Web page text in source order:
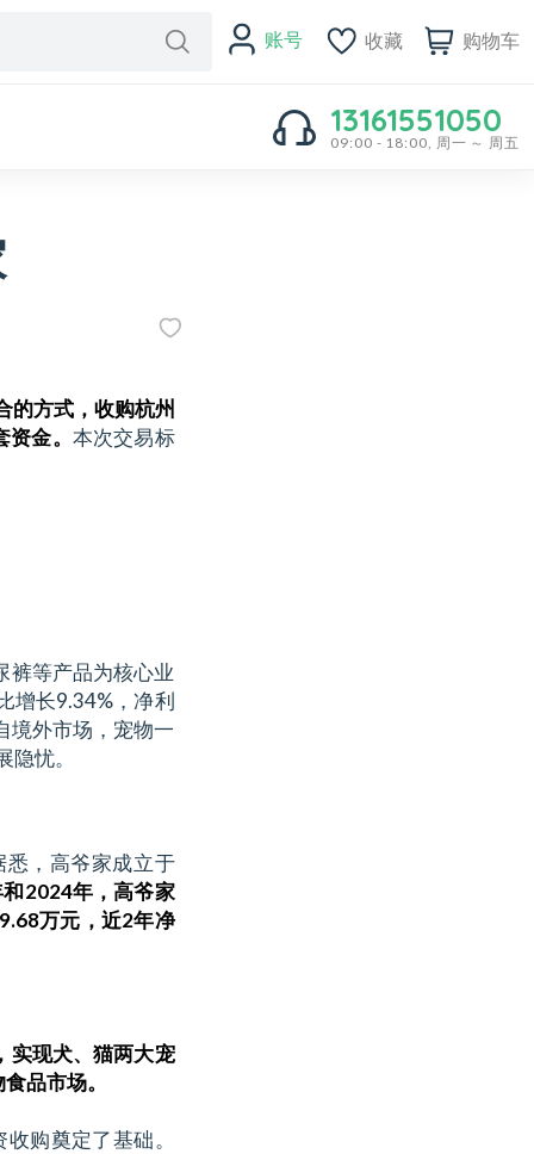
账号 收藏 购物车
13161551050
09:00 - 18:00, 周一 ～ 周五
的方式，收购杭州
金。 本次交易标
裤等产品为核心业
增长9.34%，净利
境外市场，宠物一
忧。
，高爷家成立于
2024年，高爷家
万元，近2年净
实现犬、猫两大宠
品市场。
购奠定了基础。